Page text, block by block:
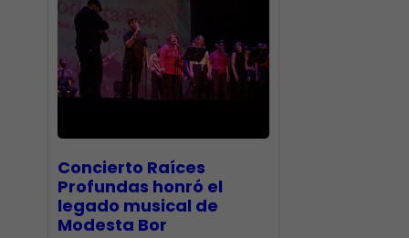
​Concierto Raíces
Profundas honró el
legado musical de
Modesta Bor